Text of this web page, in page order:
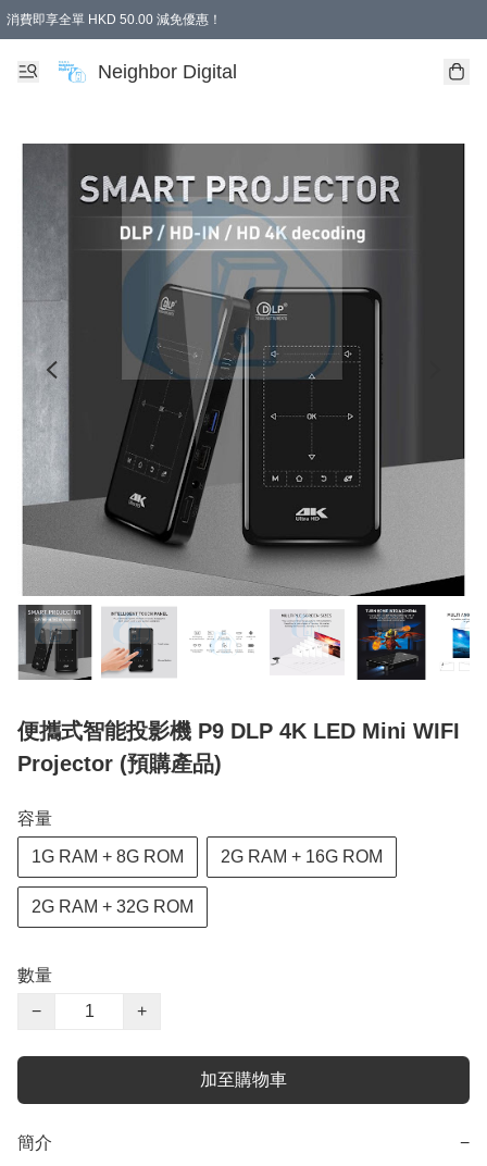
消費即享全單 HKD 50.00 減免優惠！
Neighbor Digital
便攜式智能投影機 P9 DLP 4K LED Mini WIFI
Projector (預購產品)
容量
1G RAM + 8G ROM 2G RAM + 16G ROM
2G RAM + 32G ROM
數量
−
+
加至購物車
簡介 −